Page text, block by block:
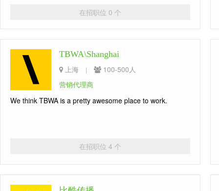
在招职位 0 个
TBWA\Shanghai
上海
|
100-500人
营销代理商
We think TBWA is a pretty awesome place to work.
在招职位 4 个